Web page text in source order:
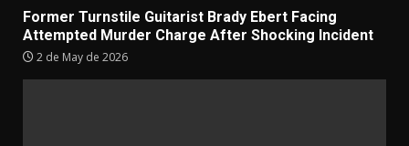
Former Turnstile Guitarist Brady Ebert Facing
Attempted Murder Charge After Shocking Incident
2 de May de 2026